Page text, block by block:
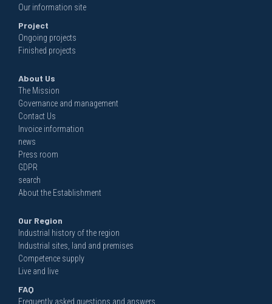
Our information site
Project
Ongoing projects
Finished projects
About Us
The Mission
Governance and management
Contact Us
Invoice information
news
Press room
GDPR
search
About the Establishment
Our Region
Industrial history of the region
Industrial sites, land and premises
Competence supply
Live and live
FAQ
Frequently asked questions and answers